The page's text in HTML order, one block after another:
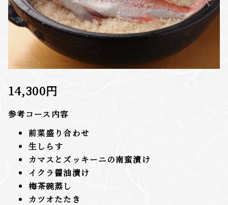
14,300円
参考コース内容
前菜盛り合わせ
生しらす
カマスとズッキーニの南蛮漬け
イクラ醤油漬け
梅茶碗蒸し
カツオたたき